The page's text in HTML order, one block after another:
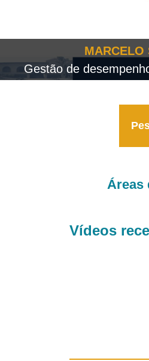
MARCELO
Gestão de
Áreas
Vídeos